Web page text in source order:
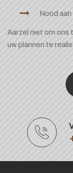
Nood
Aarzel niet om ons
uw plannen te